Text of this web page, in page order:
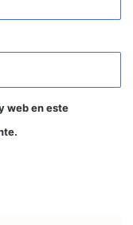
web en este